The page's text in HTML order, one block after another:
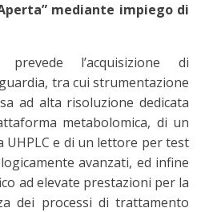
mediante impiego di
prevede l’acquisizione di
tra cui strumentazione
ad alta risoluzione dedicata
metabolomica, di un
UHPLC e di un lettore per test
avanzati, ed infine
ad elevate prestazioni per la
dei processi di trattamento